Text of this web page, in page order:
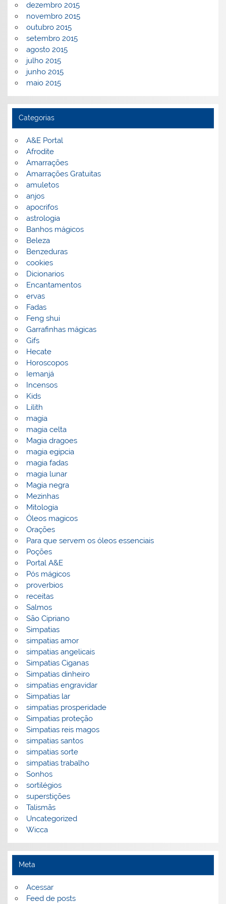
dezembro 2015
novembro 2015
outubro 2015
setembro 2015
agosto 2015
julho 2015
junho 2015
maio 2015
Categorias
A&E Portal
Afrodite
Amarrações
Amarrações Gratuitas
amuletos
anjos
apocrifos
astrologia
Banhos mágicos
Beleza
Benzeduras
cookies
Dicionarios
Encantamentos
ervas
Fadas
Feng shui
Garrafinhas mágicas
Gifs
Hecate
Horoscopos
Iemanjá
Incensos
Kids
Lilith
magia
magia celta
Magia dragoes
magia egipcia
magia fadas
magia lunar
Magia negra
Mezinhas
Mitologia
Óleos magicos
Orações
Para que servem os óleos essenciais
Poções
Portal A&E
Pós mágicos
proverbios
receitas
Salmos
São Cipriano
Simpatias
simpatias amor
simpatias angelicais
Simpatias Ciganas
Simpatias dinheiro
simpatias engravidar
Simpatias lar
simpatias prosperidade
Simpatias proteção
Simpatias reis magos
simpatias santos
simpatias sorte
simpatias trabalho
Sonhos
sortilégios
superstições
Talismãs
Uncategorized
Wicca
Meta
Acessar
Feed de posts